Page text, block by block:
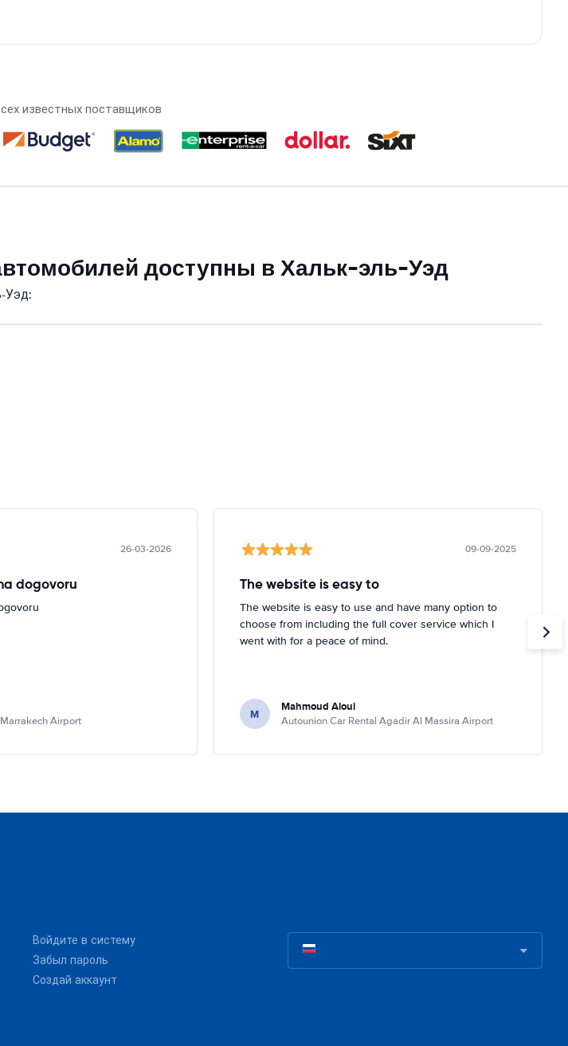
известных поставщиков
доступны в Хальк-эль-Уэд
Уэд:
26-03-2026
dogovoru
Airport
09-09-2025
The website is easy to
The website is easy to use and have many option to
choose from including the full cover service which I
went with for a peace of mind.
M Mahmoud Aloui
Autounion Car Rental Agadir Al Massira Airport
Войдите в систему
Забыл пароль
Создай аккаунт